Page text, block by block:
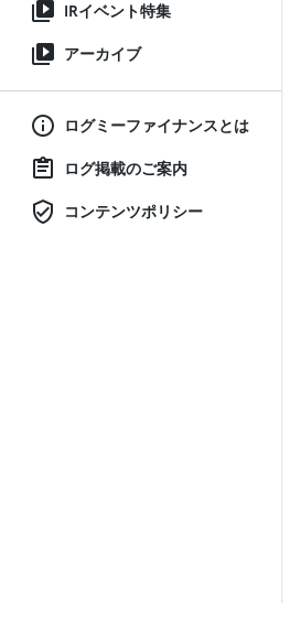
IRイベント特集
アーカイブ
ログミーファイナンスとは
ログ掲載のご案内
コンテンツポリシー